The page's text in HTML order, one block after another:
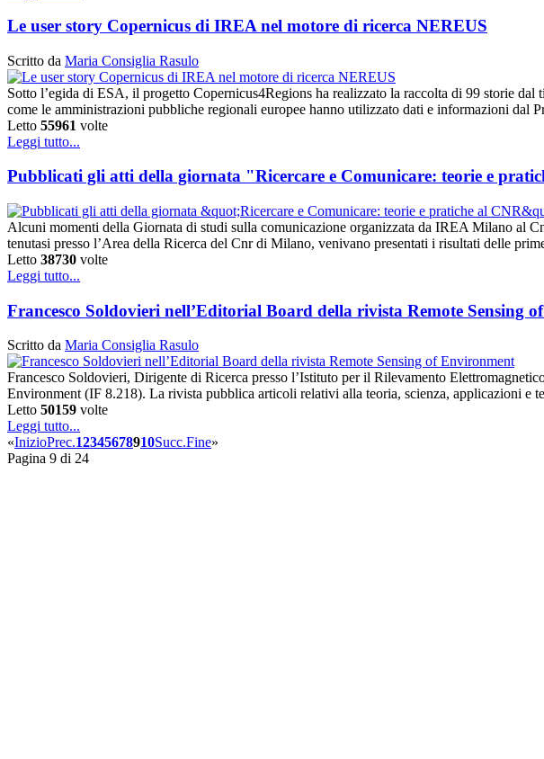
Le user story Copernicus di IREA nel motore di ricerca NEREUS
Scritto da Maria Consiglia Rasulo
Sotto l’egida di ESA, il progetto Copernicus4Regions ha realizzato la raccolta di 99 storie
come le amministrazioni pubbliche regionali europee hanno utilizzato dati e informazioni dal
Letto 55961 volte
Leggi tutto...
Pubblicati gli atti della giornata "Ricercare e Comunicare: teorie e
Alcuni momenti della Giornata di studi sulla comunicazione organizzata da IREA Milano al
tenutasi presso l’Area della Ricerca del Cnr di Milano, venivano presentati i risultati delle
Letto 38730 volte
Leggi tutto...
Francesco Soldovieri nell’Editorial Board della rivista Remote Sensing
Scritto da Maria Consiglia Rasulo
Francesco Soldovieri, Dirigente di Ricerca presso l’Istituto per il Rilevamento
Environment (IF 8.218). La rivista pubblica articoli relativi alla teoria, scienza, applicazioni e
Letto 50159 volte
Leggi tutto...
«InizioPrec.12345678910Succ.Fine»
Pagina 9 di 24